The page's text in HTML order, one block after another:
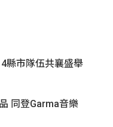
縣市隊伍共襄盛舉
同登Garma音樂